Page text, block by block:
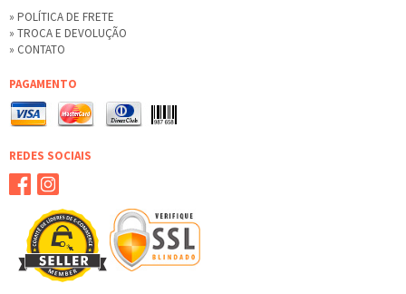
» POLÍTICA DE FRETE
» TROCA E DEVOLUÇÃO
» CONTATO
PAGAMENTO
REDES SOCIAIS